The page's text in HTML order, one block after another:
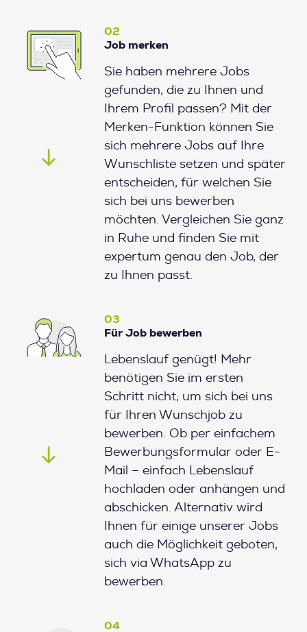
02
Job merken
Sie haben mehrere Jobs
gefunden, die zu Ihnen und
Ihrem Profil passen? Mit der
Merken-Funktion können Sie
sich mehrere Jobs auf Ihre
Wunschliste setzen und später
entscheiden, für welchen Sie
sich bei uns bewerben
möchten. Vergleichen Sie ganz
in Ruhe und finden Sie mit
expertum genau den Job, der
zu Ihnen passt.
03
Für Job bewerben
Lebenslauf genügt! Mehr
benötigen Sie im ersten
Schritt nicht, um sich bei uns
für Ihren Wunschjob zu
bewerben. Ob per einfachem
Bewerbungsformular oder E-
Mail – einfach Lebenslauf
hochladen oder anhängen und
abschicken. Alternativ wird
Ihnen für einige unserer Jobs
auch die Möglichkeit geboten,
sich via WhatsApp zu
bewerben.
04